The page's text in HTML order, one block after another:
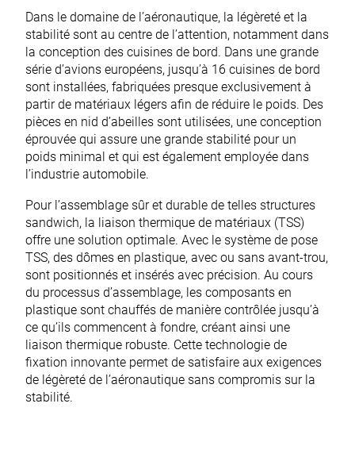
Dans le domaine de l’aéronautique, la légèreté et la
stabilité sont au centre de l’attention, notamment dans
la conception des cuisines de bord. Dans une grande
série d’avions européens, jusqu’à 16 cuisines de bord
sont installées, fabriquées presque exclusivement à
partir de matériaux légers afin de réduire le poids. Des
pièces en nid d’abeilles sont utilisées, une conception
éprouvée qui assure une grande stabilité pour un
poids minimal et qui est également employée dans
l’industrie automobile.
Pour l’assemblage sûr et durable de telles structures
sandwich, la liaison thermique de matériaux (TSS)
offre une solution optimale. Avec le système de pose
TSS, des dômes en plastique, avec ou sans avant-trou,
sont positionnés et insérés avec précision. Au cours
du processus d’assemblage, les composants en
plastique sont chauffés de manière contrôlée jusqu’à
ce qu’ils commencent à fondre, créant ainsi une
liaison thermique robuste. Cette technologie de
fixation innovante permet de satisfaire aux exigences
de légèreté de l’aéronautique sans compromis sur la
stabilité.